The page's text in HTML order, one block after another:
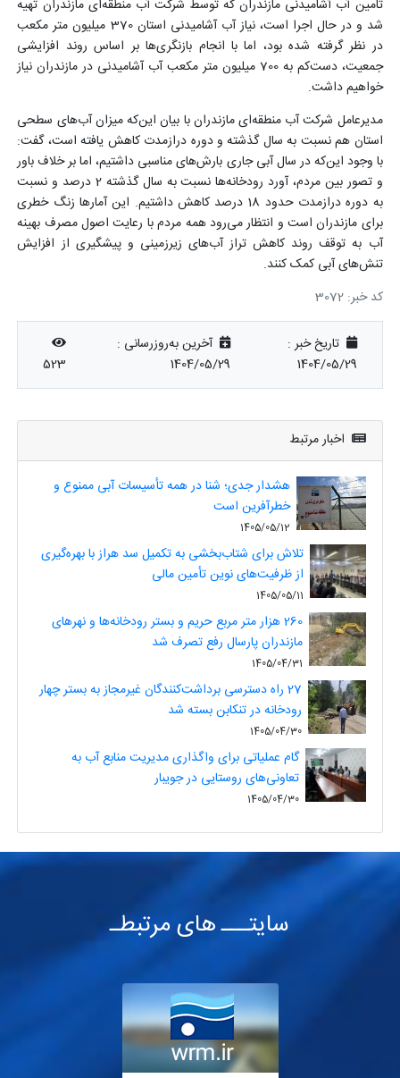
تامین آب آشامیدنی مازندران که توسط شرکت آب منطقه‌ای مازندران تهیه
شد و در حال اجرا است، نیاز آب آشامیدنی استان 370 میلیون متر مکعب
در نظر گرفته شده بود، اما با انجام بازنگری‌ها بر اساس روند افزایشی
جمعیت، دست‌کم به 700 میلیون متر مکعب آب آشامیدنی در مازندران نیاز
خواهیم داشت.
مدیرعامل شرکت آب منطقه‌ای مازندران با بیان این‌که میزان آب‌های سطحی
استان هم نسبت به سال گذشته و دوره درازمدت کاهش یافته است، گفت:
با وجود این‌که در سال آبی جاری بارش‌های مناسبی داشتیم، اما بر خلاف باور
و تصور بین مردم، آورد رودخانه‌ها نسبت به سال گذشته 2 درصد و نسبت
به دوره درازمدت حدود 18 درصد کاهش داشتیم. این‌ آمارها زنگ خطری
برای مازندران است و انتظار می‌رود همه مردم با رعایت اصول مصرف بهینه
آب به توقف روند کاهش تراز آب‌های زیرزمینی و پیشگیری از افزایش
تنش‌های آبی کمک کنند.
کد خبر: 3072
تاریخ خبر :
1404/05/29
آخرین به‌روزرسانی :
1404/05/29
523
اخبار مرتبط
هشدار جدی؛ شنا در همه تأسیسات آبی ممنوع و
خطرآفرین است
1405/05/12
تلاش برای شتاب‌بخشی به تکمیل سد هراز با بهره‌گیری
از ظرفیت‌های نوین تأمین مالی
1405/05/11
260 هزار متر مربع حریم و بستر رودخانه‌ها و نهرهای
مازندران پارسال رفع تصرف شد
1405/04/31
27 راه دسترسی برداشت‌کنندگان غیرمجاز به بستر چهار
رودخانه در تنکابن بسته شد
1405/04/30
گام عملیاتی برای واگذاری مدیریت منابع آب به
تعاونی‌های روستایی در جویبار
1405/04/30
سایتـــ های مرتبطـ